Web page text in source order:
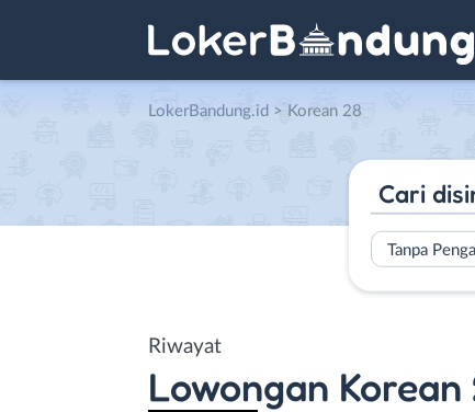
LokerBandung.id > Korean 28
Tanpa
Riwayat
Lowongan Korean